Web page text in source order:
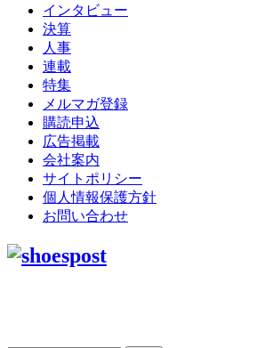
インタビュー
決算
人事
連載
特集
メルマガ登録
購読申込
広告掲載
会社案内
サイトポリシー
個人情報保護方針
お問い合わせ